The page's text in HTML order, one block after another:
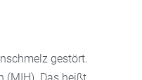
gestört.